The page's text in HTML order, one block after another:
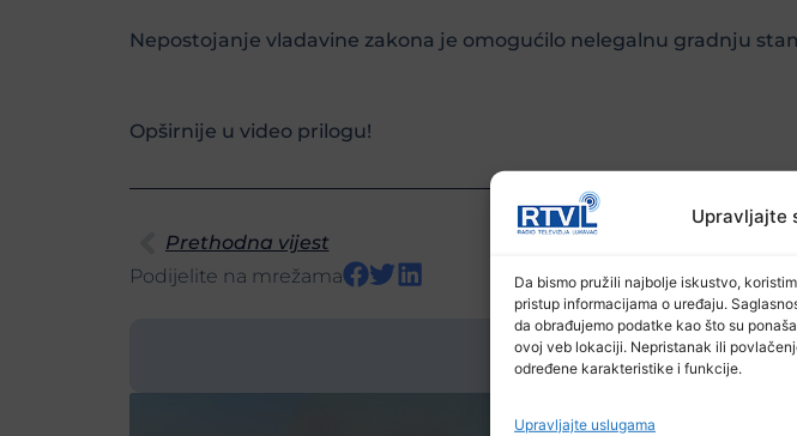
Upravljajte
Da bismo pružili najbolje iskustvo,
pristup informacijama o uređaju.
da obrađujemo podatke kao što su
ovoj veb lokaciji. Nepristanak ili
određene karakteristike i funkcije.
Upravljajte uslugama
Nepostojanje vladavine zakona je omogućilo nelegalnu gradnju
Opširnije u video prilogu!
Prethodna vijest
Podijelite na mrežama